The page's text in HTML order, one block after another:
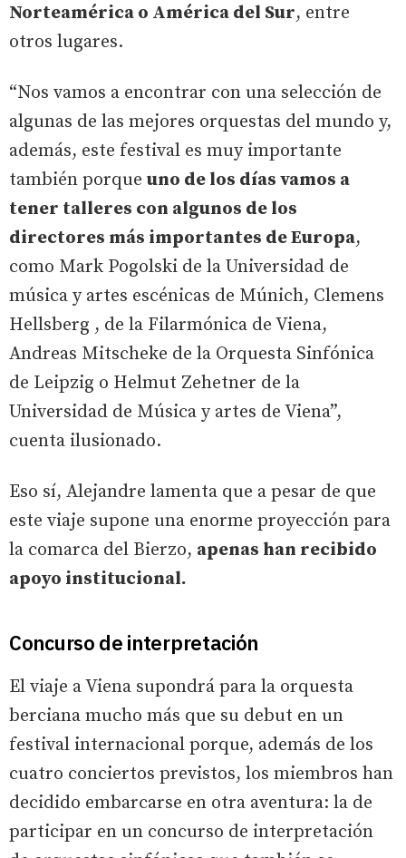
Norteamérica o América del Sur, entre
otros lugares.
“Nos vamos a encontrar con una selección de
algunas de las mejores orquestas del mundo y,
además, este festival es muy importante
también porque uno de los días vamos a
tener talleres con algunos de los
directores más importantes de Europa,
como Mark Pogolski de la Universidad de
música y artes escénicas de Múnich, Clemens
Hellsberg , de la Filarmónica de Viena,
Andreas Mitscheke de la Orquesta Sinfónica
de Leipzig o Helmut Zehetner de la
Universidad de Música y artes de Viena”,
cuenta ilusionado.
Eso sí, Alejandre lamenta que a pesar de que
este viaje supone una enorme proyección para
la comarca del Bierzo, apenas han recibido
apoyo institucional.
Concurso de interpretación
El viaje a Viena supondrá para la orquesta
berciana mucho más que su debut en un
festival internacional porque, además de los
cuatro conciertos previstos, los miembros han
decidido embarcarse en otra aventura: la de
participar en un concurso de interpretación